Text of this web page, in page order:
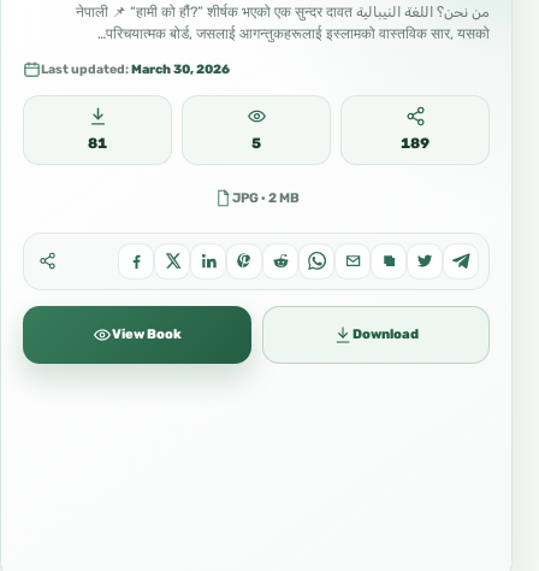
من نحن؟ اللغة النيبالية नेपाली 📌 “हामी को हौं?” शीर्षक भएको एक सुन्दर दावत
परिचयात्मक बोर्ड, जसलाई आगन्तुकहरूलाई इस्लामको वास्तविक सार, यसको…
Last updated:March 30, 2026
81 5 189
JPG · 2 MB
View Book Download